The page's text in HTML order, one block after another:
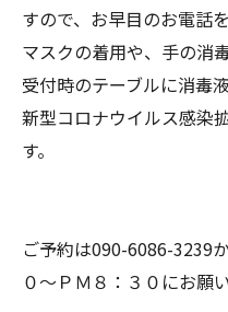
すので、お早目のお電話
マスクの着用や、手の消
受付時のテーブルに消毒
新型コロナウイルス感染
す。
ご予約は090-6086-3239
０～ＰＭ８：３０にお願